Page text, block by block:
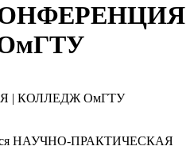
| КОЛЛЕДЖ ОмГТУ
НАУЧНО-ПРАКТИЧЕСКАЯ